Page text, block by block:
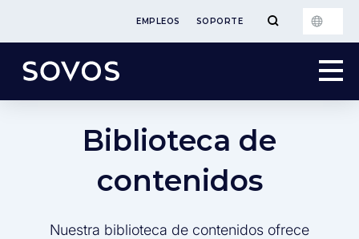
EMPLEOS SOPORTE
Biblioteca de
contenidos
Nuestra biblioteca de contenidos ofrece